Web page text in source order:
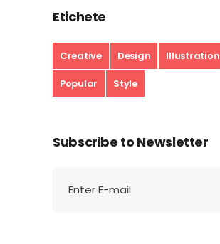
Etichete
Creative Design Illustration
Popular Style
Subscribe to Newsletter